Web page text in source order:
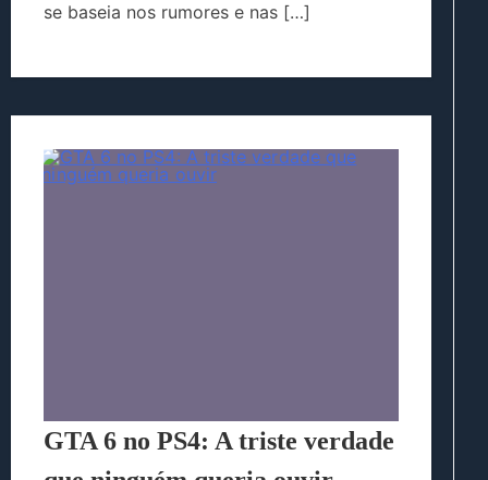
se baseia nos rumores e nas […]
GTA 6 no PS4: A triste verdade